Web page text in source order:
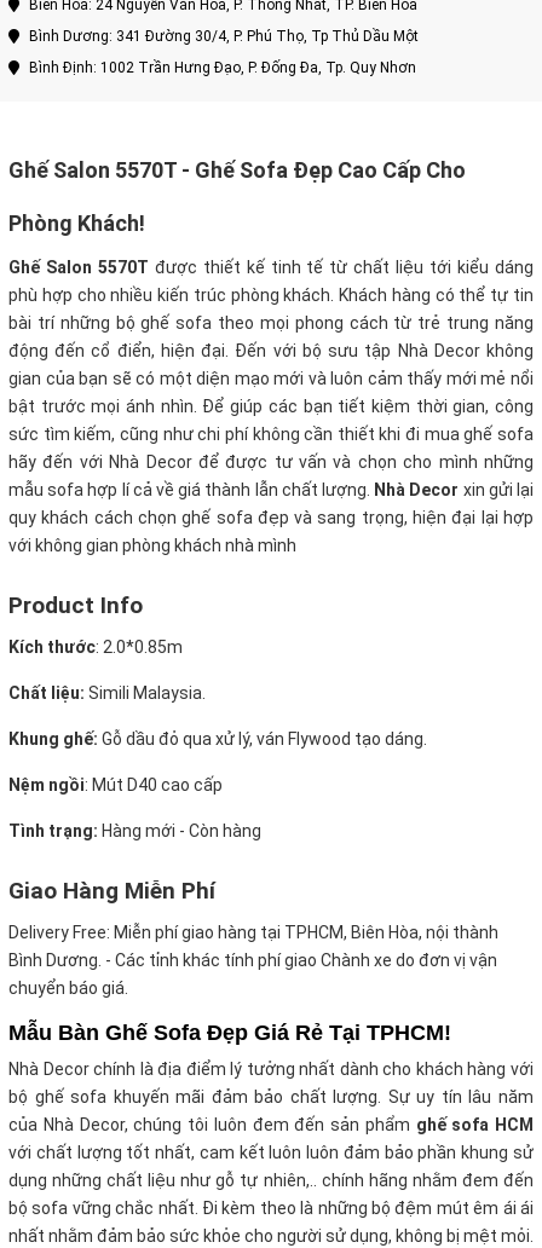
Biên Hòa: 24 Nguyễn Văn Hoa, P. Thống Nhất, TP. Biên Hòa
Bình Dương: 341 Đường 30/4, P. Phú Thọ, Tp Thủ Dầu Một
Bình Định: 1002 Trần Hưng Đạo, P. Đống Đa, Tp. Quy Nhơn
Ghế Salon 5570T - Ghế Sofa Đẹp Cao Cấp Cho
Phòng Khách!
Ghế Salon 5570T được thiết kế tinh tế từ chất liệu tới kiểu dáng
phù hợp cho nhiều kiến trúc phòng khách. Khách hàng có thể tự tin
bài trí những bộ ghế sofa theo mọi phong cách từ trẻ trung năng
động đến cổ điển, hiện đại. Đến với bộ sưu tập Nhà Decor không
gian của bạn sẽ có một diện mạo mới và luôn cảm thấy mới mẻ nổi
bật trước mọi ánh nhìn. Để giúp các bạn tiết kiệm thời gian, công
sức tìm kiếm, cũng như chi phí không cần thiết khi đi mua ghế sofa
hãy đến với Nhà Decor để được tư vấn và chọn cho mình những
mẫu sofa hợp lí cả về giá thành lẫn chất lượng. Nhà Decor xin gửi lại
quy khách cách chọn ghế sofa đẹp và sang trọng, hiện đại lại hợp
với không gian phòng khách nhà mình
Product Info
Kích thước: 2.0*0.85m
Chất liệu: Simili Malaysia.
Khung ghế: Gỗ dầu đỏ qua xử lý, ván Flywood tạo dáng.
Nệm ngồi: Mút D40 cao cấp
Tình trạng: Hàng mới - Còn hàng
Giao Hàng Miễn Phí
Delivery Free: Miễn phí giao hàng tại TPHCM, Biên Hòa, nội thành
Bình Dương. - Các tỉnh khác tính phí giao Chành xe do đơn vị vận
chuyển báo giá.
Mẫu Bàn Ghế Sofa Đẹp Giá Rẻ Tại TPHCM!
Nhà Decor chính là địa điểm lý tưởng nhất dành cho khách hàng với
bộ ghế sofa khuyến mãi đảm bảo chất lượng. Sự uy tín lâu năm
của Nhà Decor, chúng tôi luôn đem đến sản phẩm ghế sofa HCM
với chất lượng tốt nhất, cam kết luôn luôn đảm bảo phần khung sử
dụng những chất liệu như gỗ tự nhiên,.. chính hãng nhằm đem đến
bộ sofa vững chắc nhất. Đi kèm theo là những bộ đệm mút êm ái ái
nhất nhằm đảm bảo sức khỏe cho người sử dụng, không bị mệt mỏi.